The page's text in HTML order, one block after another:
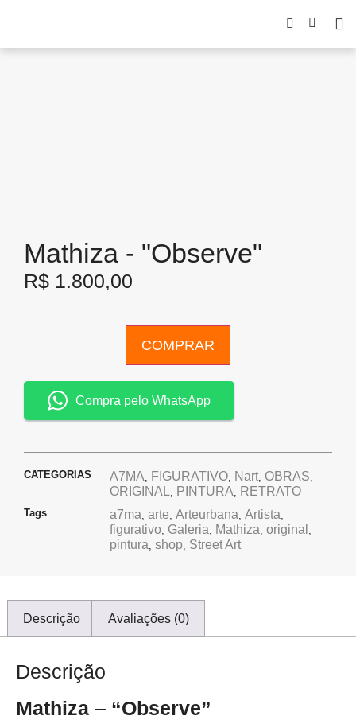
Mathiza - "Observe"
R$ 1.800,00
COMPRAR
Compra pelo WhatsApp
CATEGORIAS A7MA, FIGURATIVO, Nart, OBRAS,
ORIGINAL, PINTURA, RETRATO
Tags a7ma, arte, Arteurbana, Artista,
figurativo, Galeria, Mathiza, original ,
pintura, shop, Street Art
Descrição Avaliações (0)
Descrição
Mathiza – “Observe”